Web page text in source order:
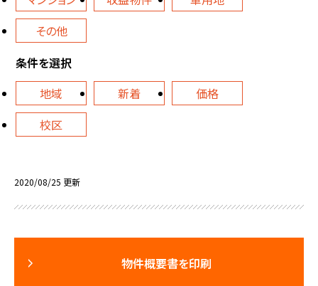
その他
条件を選択
地域
新着
価格
校区
2020/08/25 更新
物件概要書を印刷